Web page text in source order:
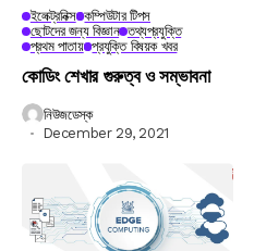
ইলেক্ট্রনিক্স কম্পিউটার টিপস
ছোটদের জন্য বিজ্ঞান তথ্যপ্রযুক্তি
প্রথম পাতায় প্রযুক্তি বিষয়ক খবর
কোডিং শেখার গুরুত্ব ও সম্ভাবনা
নিউজডেস্ক
December 29, 2021